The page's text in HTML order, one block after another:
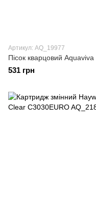
Артикул: AQ_19977
Пісок кварцовий Aquaviva
531 грн